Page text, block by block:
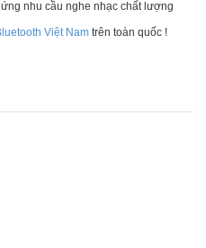
nhu cầu nghe nhạc chất lượng
Việt Nam trên toàn quốc !